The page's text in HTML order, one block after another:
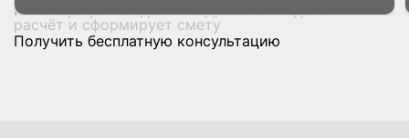
инженер произведёт выезд, составит детальный
расчёт и сформирует смету
Получить бесплатную консультацию